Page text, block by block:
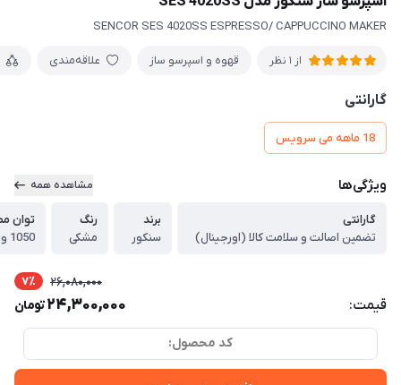
SENCOR SES 4020SS ESPRESSO/ CAPPUCCINO MAKER
از 1 نظر قهوه و اسپرسو ساز علاقه‌مندی
گارانتی
18 ماهه می سرویس
ویژگی‌ها مشاهده همه
گارانتی
تضمین اصالت و سلامت کالا (اورجینال)
برند
سنکور
رنگ
مشکی
توان
1050 وات
قیمت:
26,080,000 7٪
24,300,000تومان
کد محصول: